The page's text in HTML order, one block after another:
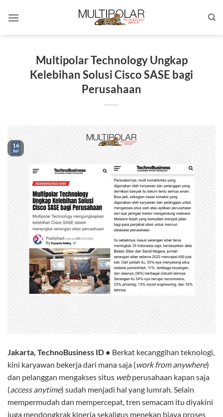
Multipolar Technology Ungkap
Kelebihan Solusi Cisco SASE bagi
Perusahaan
16
Jul
Jakarta, TechnoBusiness ID ● Berkat kecanggihan teknologi,
kini karyawan bekerja dari mana saja (work from anywhere)
dan pelanggan mengakses situs webperusahaan kapan saja
(access anytime) sudah menjadi hal yang lumrah. Selain
mempermudah dan mempercepat, tren semacam itu diyakini
juga mendongkrak kinerja sekaligus menekan biaya proses